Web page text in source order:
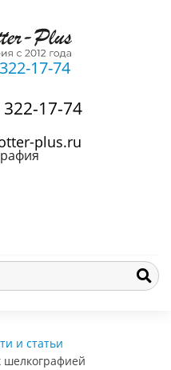
17-74
322-17-74
plus.ru
и статьи
шелкографией